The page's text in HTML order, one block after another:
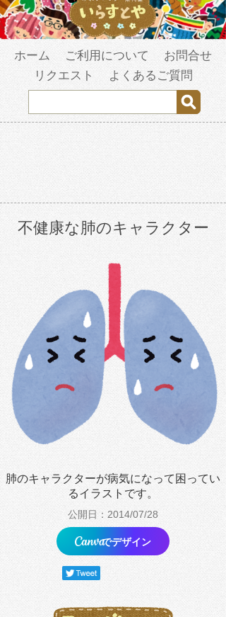
ホーム ご利用について
お問合せ
リクエスト
よくあるご質問
不健康な肺のキャラクター
肺のキャラクターが病気になって困ってい
るイラストです。
公開日：2014/07/28
でデザイン